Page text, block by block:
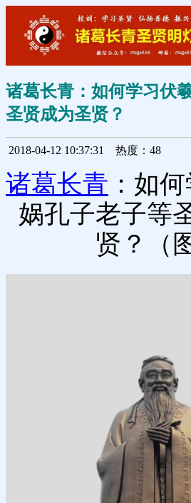
诸葛长青：如何学习伏
圣贤成为圣贤？
2018-04-12 10:37:31 热度：48
诸葛长青 ：如
娲孔子老子等
贤？（